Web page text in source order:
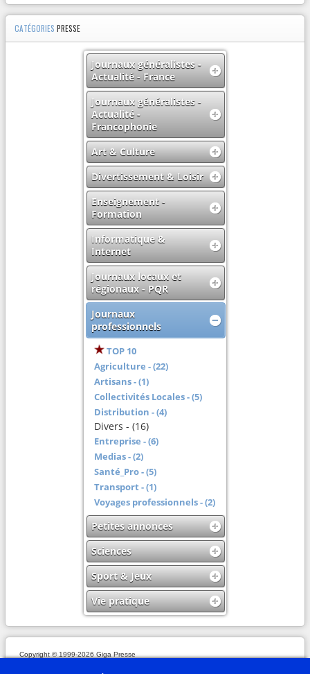
CATÉGORIES PRESSE
Journaux généralistes -
Actualité - France
Journaux généralistes -
Actualité -
Francophonie
Art & Culture
Divertissement & Loisir
Enseignement -
Formation
Informatique &
Internet
Journaux locaux et
régionaux - PQR
Journaux
professionnels
TOP 10
Agriculture - (22)
Artisans - (1)
Collectivités Locales - (5)
Distribution - (4)
Divers - (16)
Entreprise - (6)
Medias - (2)
Santé_Pro - (5)
Transport - (1)
Voyages professionnels - (2)
Petites annonces
Sciences
Sport & Jeux
Vie pratique
Copyright © 1999-2026 Giga Presse